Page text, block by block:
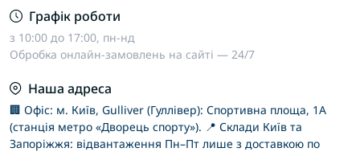
Графік роботи
з 10:00 до 17:00, пн-нд
Обробка онлайн-замовлень на сайті — 24/7
Наша адреса
🏢 Офіс: м. Київ, Gulliver (Гуллівер): Спортивна площа, 1А
(станція метро «Дворець спорту»). 📍 Склади Київ та
Запоріжжя: відвантаження Пн–Пт лише з доставкою по